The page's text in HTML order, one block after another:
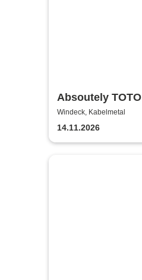
Absoutely TOTO
Windeck, Kabelmetal
14.11.2026